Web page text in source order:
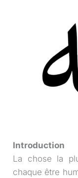
Introduction
La chose la
chaque être